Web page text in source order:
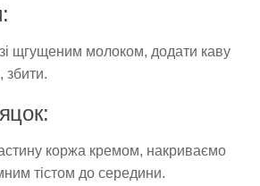
щгущеним молоком, додати каву
збити.
коржа кремом, накриваємо
тістом до середини.